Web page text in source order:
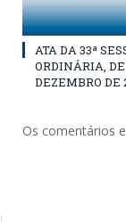
ATA DA 33ª
ORDINÁRIA, DE
DEZEMBRO DE
Os comentários